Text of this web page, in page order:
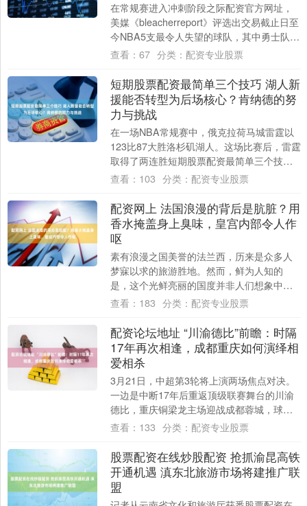
在常规赛进入冲刺阶段之际配资官方网址，
美媒《bleacherreport》评选出交易截止日至
今NBA5支最令人失望的球队，其中勇士队压
线入选，火箭队高居第三。 ....
查看： 67 分类： 配资专业股票
短期股票配资最简单三个技巧 湖人新
援能否转型为后场核心？肯纳德的努
力与挑战
在一场NBA常规赛中，俄克拉荷马城雷霆以
123比87大胜洛杉矶湖人。这场比赛后，雷霆
取得了两连胜短期股票配资最简单三个技
巧，战绩提升至63胜16负，继续占据西部....
查看： 103 分类： 配资专业股票
配资网上 法国浪漫的背后是肮脏？用
香水掩盖身上臭味，皇宫内部令人作
呕
素有浪漫之国美誉的法兰西，历来是众多人
梦寐以求的旅游胜地。然而，鲜为人知的
是，这个光鲜亮丽的国度并非人们想象中的
完美。尤其是在环境方面，法国的脏乱差状
查看： 183 分类： 配资专业股票
配资论坛地址 “川渝德比”前瞻：时隔
17年再次相逢，成都重庆如何演绎相
爱相杀
3月21日，中超第3轮将上演两场焦点对决。
一边是中断17年后重返顶级联赛舞台的川渝
德比，重庆铜梁龙主场迎战成都蓉城，球票
早早售罄，南看台将展示巨幅TIFO；另一....
查看： 133 分类： 配资专业股票
股票配资在线炒股配资 抢抓渝昆高铁
开通机遇 滇东北旅游市场将建推广联
盟